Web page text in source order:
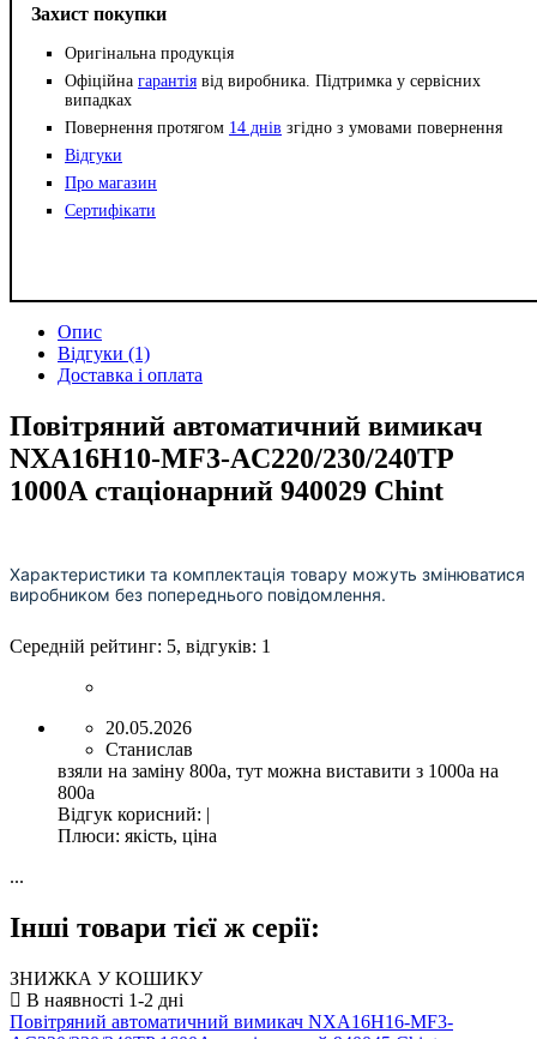
Захист покупки
Оригінальна продукція
Офіційна гарантія від виробника. Підтримка у сервісних
випадках
Повернення протягом 14 днів згідно з умовами повернення
Відгуки
Про магазин
Сертифікати
Опис
Відгуки (1)
Доставка і оплата
Повітряний автоматичний вимикач
NXA16H10-MF3-AC220/230/240TP
1000А стаціонарний 940029 Chint
Характеристики та комплектація товару можуть змінюватися
виробником без попереднього повідомлення.
Середній рейтинг: 5, відгуків: 1
20.05.2026
Станислав
взяли на заміну 800а, тут можна виставити з 1000а на
800а
Відгук корисний: |
Плюси: якість, ціна
...
Інші товари тієї ж серії:
ЗНИЖКА У КОШИКУ
Повітряний автоматичний вимикач NXA16H16-MF3-